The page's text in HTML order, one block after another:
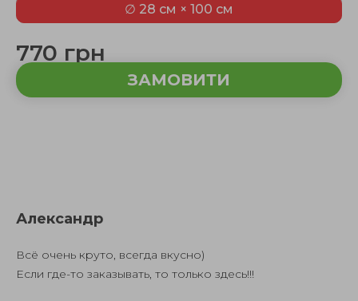
∅ 28 см × 100 см
770 грн
ЗАМОВИТИ
Александр
Всё очень круто, всегда вкусно)
Если где-то заказывать, то только здесь!!!